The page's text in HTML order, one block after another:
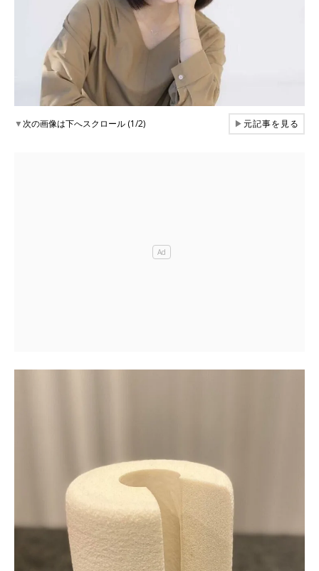
▼次の画像は下へスクロール (1/2) ▶元記事を見る